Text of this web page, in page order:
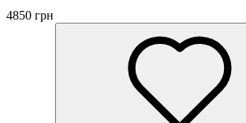
4850 грн